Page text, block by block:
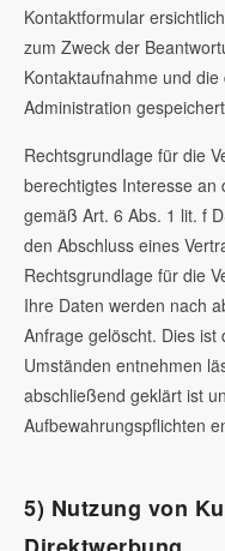
Kontaktformular
zum Zweck der
Kontaktaufnahme und
Administration
Rechtsgrundlage für die
berechtigtes Interesse an
gemäß Art. 6 Abs. 1 lit. f
den Abschluss eines
Rechtsgrundlage für die
Ihre Daten werden nach
Anfrage gelöscht. Dies
Umständen entnehmen
abschließend geklärt ist
Aufbewahrungspflichten
5) Nutzung von